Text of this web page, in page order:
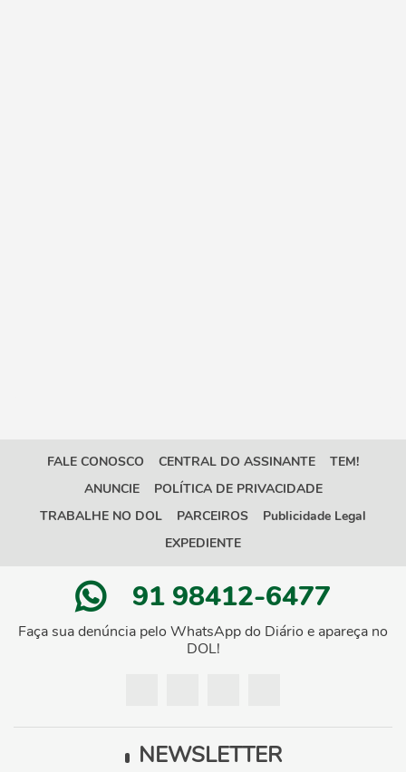
FALE CONOSCO CENTRAL DO ASSINANTE
TEM!
ANUNCIE
POLÍTICA DE PRIVACIDADE
TRABALHE NO DOL
PARCEIROS
Publicidade Legal
EXPEDIENTE
91 98412-6477
Faça sua denúncia pelo WhatsApp do Diário e apareça no
DOL!
NEWSLETTER